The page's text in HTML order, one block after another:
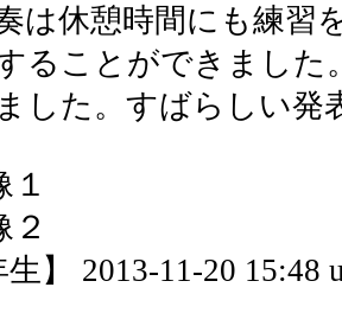
は休憩時間にも練習
ることができました
した。すばらしい発
生】 2013-11-20 15:48